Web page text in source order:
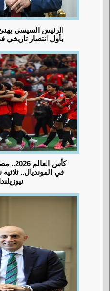
الرئيس السيسي
بأول انتصار تاريخي
كأس
في المونديال.. ثلاثية
نيوزيلندا